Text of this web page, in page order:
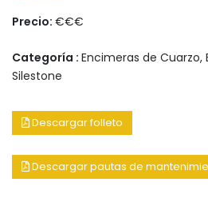
Precio: €€€
Categoría : Encimeras de Cuarzo,
Silestone
Descargar folleto
Descargar pautas de